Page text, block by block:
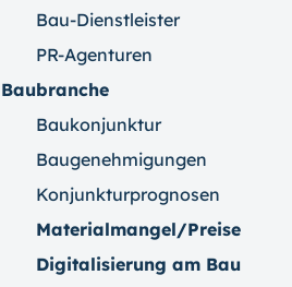
Bau-Dienstleister
PR-Agenturen
Baubranche
Baukonjunktur
Baugenehmigungen
Konjunkturprognosen
Materialmangel/Preise
Digitalisierung am Bau